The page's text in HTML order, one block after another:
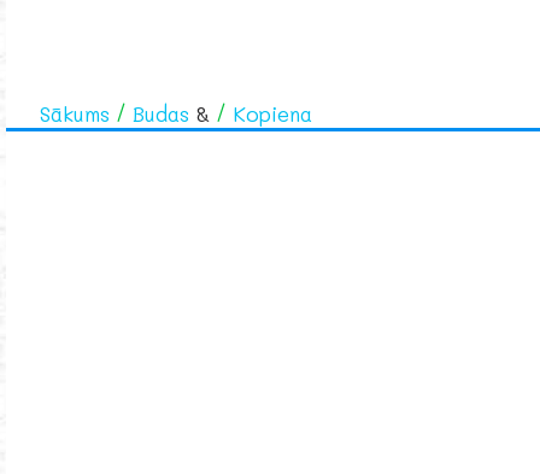
Sākums Budas & Kopiena